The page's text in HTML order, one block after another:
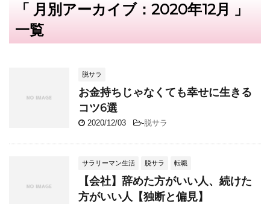
「 月別アーカイブ：2020年12月 」
一覧
脱サラ
お金持ちじゃなくても幸せに生きる
コツ6選
2020/12/03 -脱サラ
サラリーマン生活 脱サラ 転職
【会社】辞めた方がいい人、続けた
方がいい人【独断と偏見】